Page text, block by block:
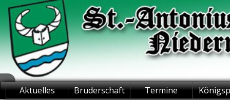
Skip
content
St.-Antonius
Aktuelles Bruderschaft Termine